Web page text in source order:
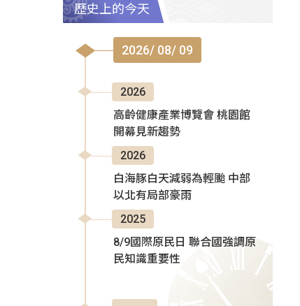
歷史上的今天
2026/ 08/ 09
2026
高齡健康產業博覽會 桃園館
開幕見新趨勢
2026
白海豚白天減弱為輕颱 中部
以北有局部豪雨
2025
8/9國際原民日 聯合國強調原
民知識重要性